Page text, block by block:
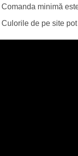
Comanda minimă
Culorile de pe site